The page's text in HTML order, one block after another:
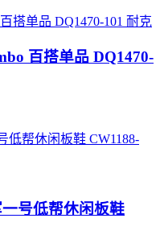
耐克
百搭单品 DQ1470-
号低帮休闲板鞋